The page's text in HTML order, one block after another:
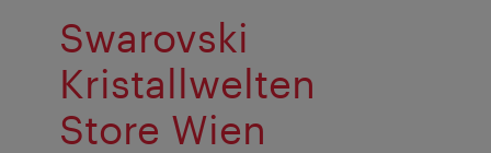
Swarovski
Kristallwelten
Store Wien